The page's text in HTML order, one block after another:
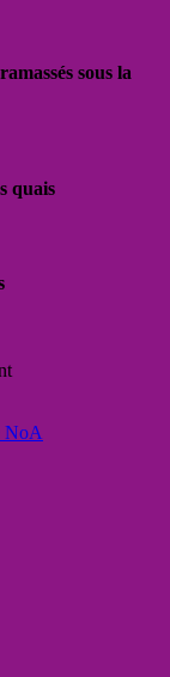
sous la
quais
NoA